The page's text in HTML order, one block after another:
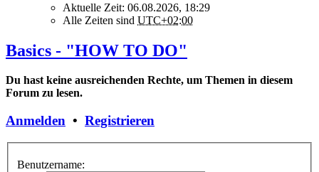
Aktuelle Zeit: 06.08.2026, 18:29
Alle Zeiten sind UTC+02:00
Basics - "HOW TO DO"
Du hast keine ausreichenden Rechte, um Themen in diesem
Forum zu lesen.
Anmelden • Registrieren
Benutzername: